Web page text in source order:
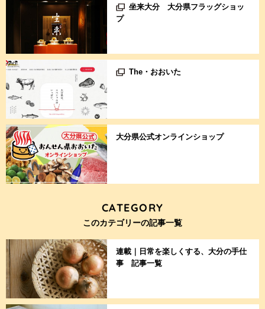
坐来大分 大分県フラッグショッ
プ
The・おおいた
大分県公式オンラインショップ
CATEGORY
このカテゴリーの記事一覧
連載｜日常を楽しくする、大分の手仕
事 記事一覧